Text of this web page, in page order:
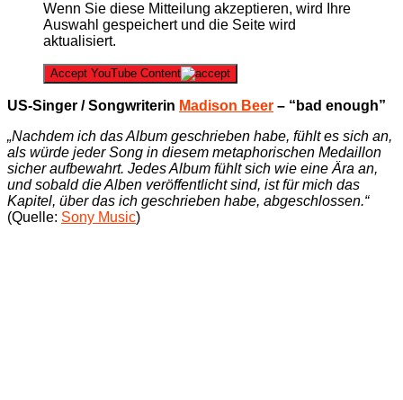
Wenn Sie diese Mitteilung akzeptieren, wird Ihre
Auswahl gespeichert und die Seite wird
aktualisiert.
Accept YouTube Content
US-Singer / Songwriterin Madison Beer – “bad enough”
„Nachdem ich das Album geschrieben habe, fühlt es sich an,
als würde jeder Song in diesem metaphorischen Medaillon
sicher aufbewahrt. Jedes Album fühlt sich wie eine Ära an,
und sobald die Alben veröffentlicht sind, ist für mich das
Kapitel, über das ich geschrieben habe, abgeschlossen.“
(Quelle: Sony Music)